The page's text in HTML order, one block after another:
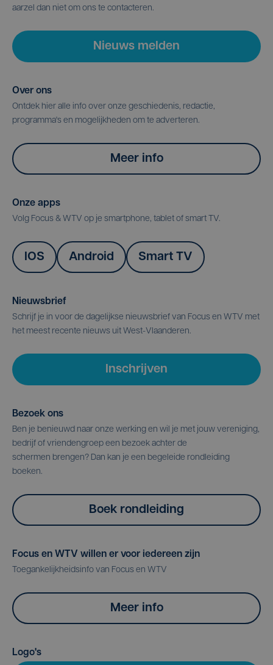
aarzel dan niet om ons te contacteren.
Nieuws melden
Over ons
Ontdek hier alle info over onze geschiedenis, redactie,
programma's en mogelijkheden om te adverteren.
Meer info
Onze apps
Volg Focus & WTV op je smartphone, tablet of smart TV.
IOS Android Smart TV
Nieuwsbrief
Schrijf je in voor de dagelijkse nieuwsbrief van Focus en WTV met
het meest recente nieuws uit West-Vlaanderen.
Inschrijven
Bezoek ons
Ben je benieuwd naar onze werking en wil je met jouw vereniging,
bedrijf of vriendengroep een bezoek achter de
schermen brengen? Dan kan je een begeleide rondleiding
boeken.
Boek rondleiding
Focus en WTV willen er voor iedereen zijn
Toegankelijkheidsinfo van Focus en WTV
Meer info
Logo's